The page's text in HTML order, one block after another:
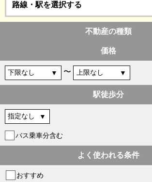
路線・駅を選択する
不動産の種類
価格
〜
駅徒歩分
バス乗車分含む
よく使われる条件
おすすめ